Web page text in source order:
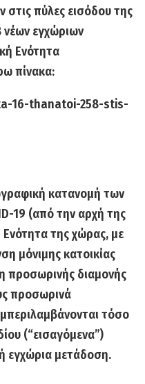
στις πύλες εισόδου της
εγχώριων
Ενότητα
πίνακα:
κατανομή των
19 (από την αρχή της
Ενότητα της χώρας, με
μόνιμης κατοικίας
προσωρινής διαμονής
προσωρινά
τόσο
(“εισαγόμενα”)
εγχώρια μετάδοση.